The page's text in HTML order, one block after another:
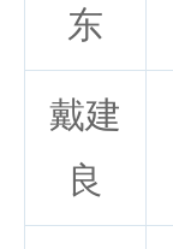
东
戴建
良